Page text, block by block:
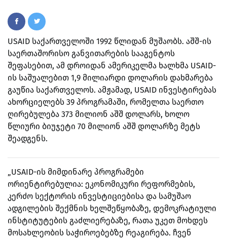
USAID საქართველოში 1992 წლიდან მუშაობს. აშშ-ის
საერთაშორისო განვითარების სააგენტოს
შეფასებით, ამ დროიდან ამერიკელმა ხალხმა USAID-
ის საშუალებით 1,9 მილიარდი დოლარის დახმარება
გაუწია საქართველოს. ამჟამად, USAID ინვესტირებას
ახორციელებს 39 პროგრამაში, რომელთა საერთო
ღირებულება 373 მილიონ აშშ დოლარს, ხოლო
წლიური ბიუჯეტი 70 მილიონ აშშ დოლარზე მეტს
შეადგენს.
„USAID-ის მიმდინარე პროგრამები
ორიენტირებულია: ეკონომიკური რეფორმების,
კერძო სექტორის ინვესტიციებისა და სამუშაო
ადგილების შექმნის ხელშეწყობაზე, დემოკრატიული
ინსტიტუტების გაძლიერებაზე, რათა უკეთ მოხდეს
მოსახლეობის საჭიროებებზე რეაგირება. ჩვენ